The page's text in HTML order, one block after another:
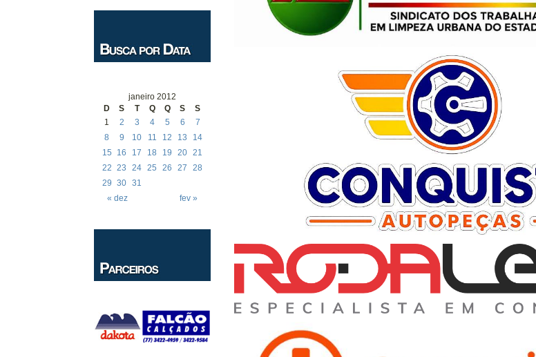
janeiro 2012
D
S T Q Q S S
« dez fev »
1 2 3 4 5 6
7
8
9 10 11 12 13
14
15
16 17 18 19 20 21
22 23 24 25 26 27
28
29 30 31